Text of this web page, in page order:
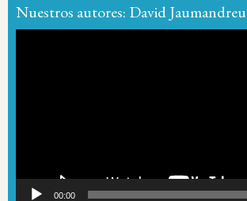
Nuestros autores: David Jaumandreu
00:00